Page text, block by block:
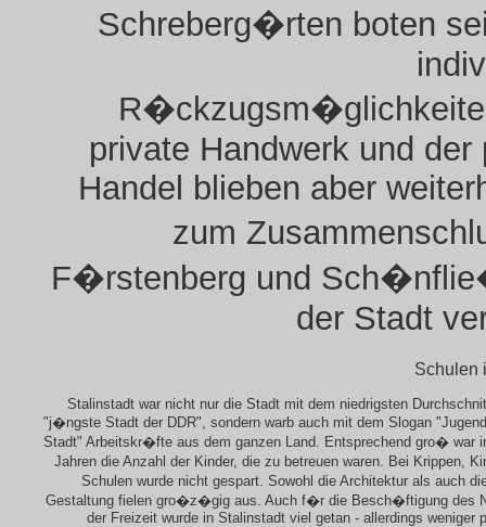
Schreberg�rten boten
private Handwerk und der
Handel blieben aber
zum
F�rstenberg und
der Stadt
Schulen
Stalinstadt war nicht nur die Stadt mit dem niedrigsten
"j�ngste Stadt der DDR", sondern warb auch mit dem Slogan
Stadt" Arbeitskr�fte aus dem ganzen Land. Entsprechend gro� war
Jahren die Anzahl der Kinder, die zu betreuen waren. Bei Krippen,
Schulen wurde nicht gespart. Sowohl die Architektur als auch
Gestaltung fielen gro�z�gig aus. Auch f�r die Besch�ftigung des
der Freizeit wurde in Stalinstadt viel getan - allerdings weniger